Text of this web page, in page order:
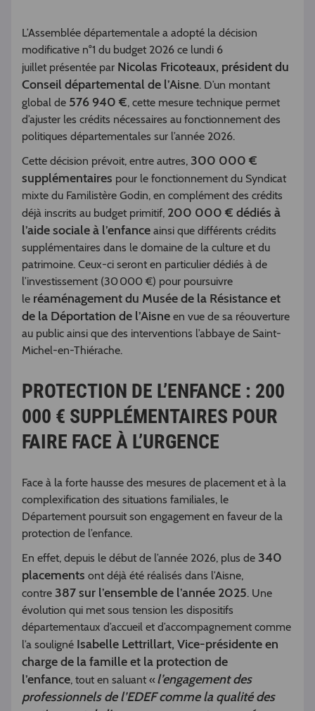
L’Assemblée départementale a adopté la décision
modificative n°1 du budget 2026 ce lundi 6
juillet présentée par Nicolas Fricoteaux, président du
Conseil départemental de l’Aisne. D’un montant
global de 576 940 €, cette mesure technique permet
d’ajuster les crédits nécessaires au fonctionnement des
politiques départementales sur l’année 2026.
Cette décision prévoit, entre autres, 300 000 €
supplémentaires pour le fonctionnement du Syndicat
mixte du Familistère Godin, en complément des crédits
déjà inscrits au budget primitif, 200 000 € dédiés à
l’aide sociale à l’enfance ainsi que différents crédits
supplémentaires dans le domaine de la culture et du
patrimoine. Ceux-ci seront en particulier dédiés à de
l’investissement (30 000 €) pour poursuivre
le réaménagement du Musée de la Résistance et
de la Déportation de l’Aisne en vue de sa réouverture
au public ainsi que des interventions l’abbaye de Saint-
Michel-en-Thiérache.
PROTECTION DE L’ENFANCE : 200
000 € SUPPLÉMENTAIRES POUR
FAIRE FACE À L’URGENCE
Face à la forte hausse des mesures de placement et à la
complexification des situations familiales, le
Département poursuit son engagement en faveur de la
protection de l’enfance.
En effet, depuis le début de l’année 2026, plus de 340
placements ont déjà été réalisés dans l’Aisne,
contre 387 sur l’ensemble de l’année 2025. Une
évolution qui met sous tension les dispositifs
départementaux d’accueil et d’accompagnement comme
l’a souligné Isabelle Lettrillart, Vice-présidente en
charge de la famille et la protection de
l’enfance, tout en saluant «l’engagement des
professionnels de l’EDEF comme la qualité des